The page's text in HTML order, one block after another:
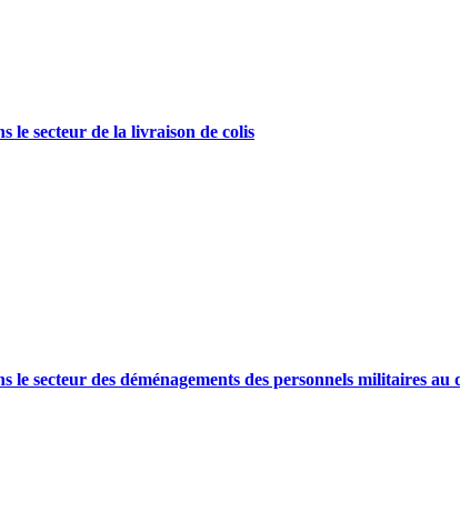
le secteur de la livraison de colis
le secteur des déménagements des personnels militaires